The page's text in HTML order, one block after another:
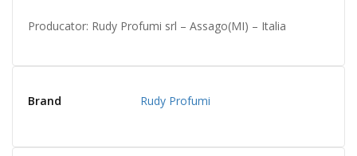
Producator: Rudy Profumi srl – Assago(MI) – Italia
Brand Rudy Profumi